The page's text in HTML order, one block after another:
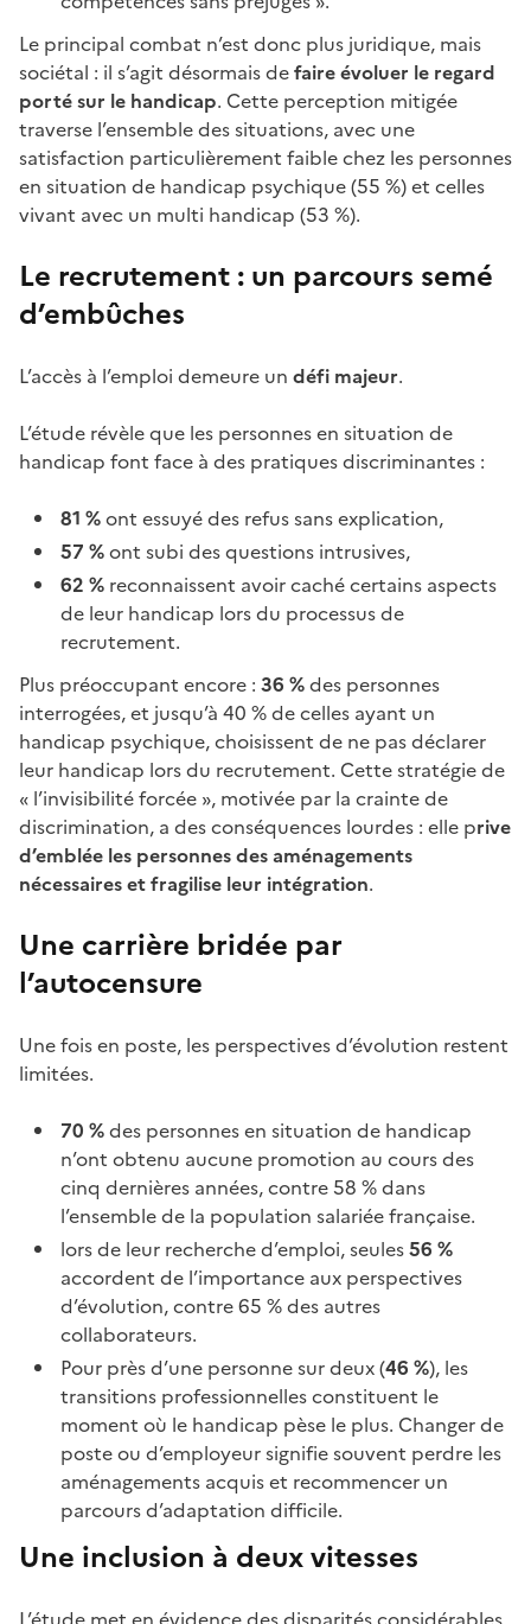
Le principal combat n’est donc plus juridique, mais
sociétal : il s’agit désormais defaire évoluer le regard
porté sur le handicap. Cette perception mitigée
traverse l’ensemble des situations, avec une
satisfaction particulièrement faible chez les personnes
en situation de handicap psychique (55 %) et celles
vivant avec un multi handicap (53 %).
Le recrutement : un parcours semé
d’embûches
L’accès à l’emploi demeure un défi majeur.
L’étude révèle que les personnes en situation de
handicap font face à des pratiques discriminantes :
81 %ont essuyé des refus sans explication,
57 %ont subi des questions intrusives,
62 % reconnaissent avoir caché certains aspects
de leur handicap lors du processus de
recrutement.
Plus préoccupant encore : 36 %des personnes
interrogées, et jusqu’à 40 % de celles ayant un
handicap psychique, choisissent de ne pas déclarer
leur handicap lors du recrutement. Cette stratégie de
« l’invisibilité forcée », motivée par la crainte de
discrimination, a des conséquences lourdes : elle prive
d’emblée les personnes des aménagements
nécessaires et fragilise leur intégration.
Une carrière bridée par
l’autocensure
Une fois en poste, les perspectives d’évolution restent
limitées.
70 %des personnes en situation de handicap
n’ont obtenu aucune promotion au cours des
cinq dernières années, contre 58 % dans
l’ensemble de la population salariée française.
lors de leur recherche d’emploi, seules56 %
accordent de l’importance aux perspectives
d’évolution, contre 65 % des autres
collaborateurs.
Pour près d’une personne sur deux (46 %), les
transitions professionnelles constituent le
moment où le handicap pèse le plus. Changer de
poste ou d’employeur signifie souvent perdre les
aménagements acquis et recommencer un
parcours d’adaptation difficile.
Une inclusion à deux vitesses